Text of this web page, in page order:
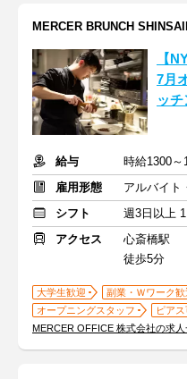
MERCER BRUNCH
【
7月
ッ
給与
時給1300～
雇用形態
アルバイト
シフト
週3日以上
アクセス
心斎橋駅
徒歩5分
大学生歓迎 副業・Ｗワーク歓
オープニングスタッフ
ピア
MERCER OFFICE 株式会社の求